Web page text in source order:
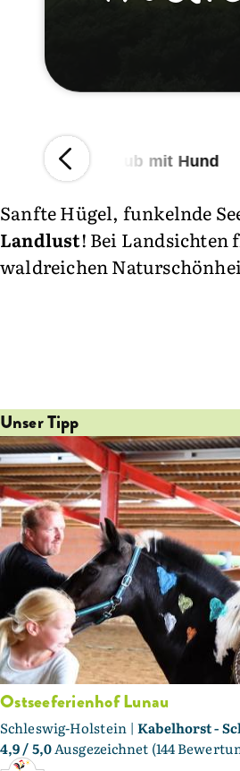
Urlaub mit Hund
Sanfte Hügel, funkelnde
Landlust! Bei Landsichten
waldreichen
Unser Tipp
Ostseeferienhof Lunau
Schleswig-Holstein |Kabelhorst -
4,9/ 5,0Ausgezeichnet (144